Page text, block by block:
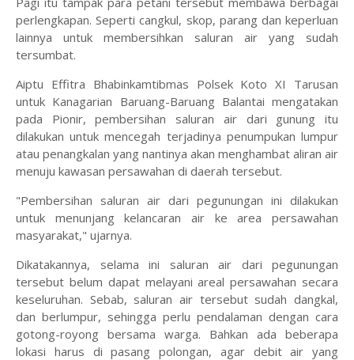
perlengkapan. Seperti cangkul, skop, parang dan keperluan
lainnya untuk membersihkan saluran air yang sudah
tersumbat.
Aiptu Effitra Bhabinkamtibmas Polsek Koto XI Tarusan
untuk Kanagarian Baruang-Baruang Balantai mengatakan
pada Pionir, pembersihan saluran air dari gunung itu
dilakukan untuk mencegah terjadinya penumpukan lumpur
atau penangkalan yang nantinya akan menghambat aliran air
menuju kawasan persawahan di daerah tersebut.
"Pembersihan saluran air dari pegunungan ini dilakukan
untuk menunjang kelancaran air ke area persawahan
masyarakat," ujarnya.
Dikatakannya, selama ini saluran air dari pegunungan
tersebut belum dapat melayani areal persawahan secara
keseluruhan. Sebab, saluran air tersebut sudah dangkal,
dan berlumpur, sehingga perlu pendalaman dengan cara
gotong-royong bersama warga. Bahkan ada beberapa
lokasi harus di pasang polongan, agar debit air yang